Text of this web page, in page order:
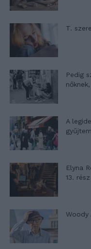
T.
Pedig
A
Elyna
13. rész
Woody